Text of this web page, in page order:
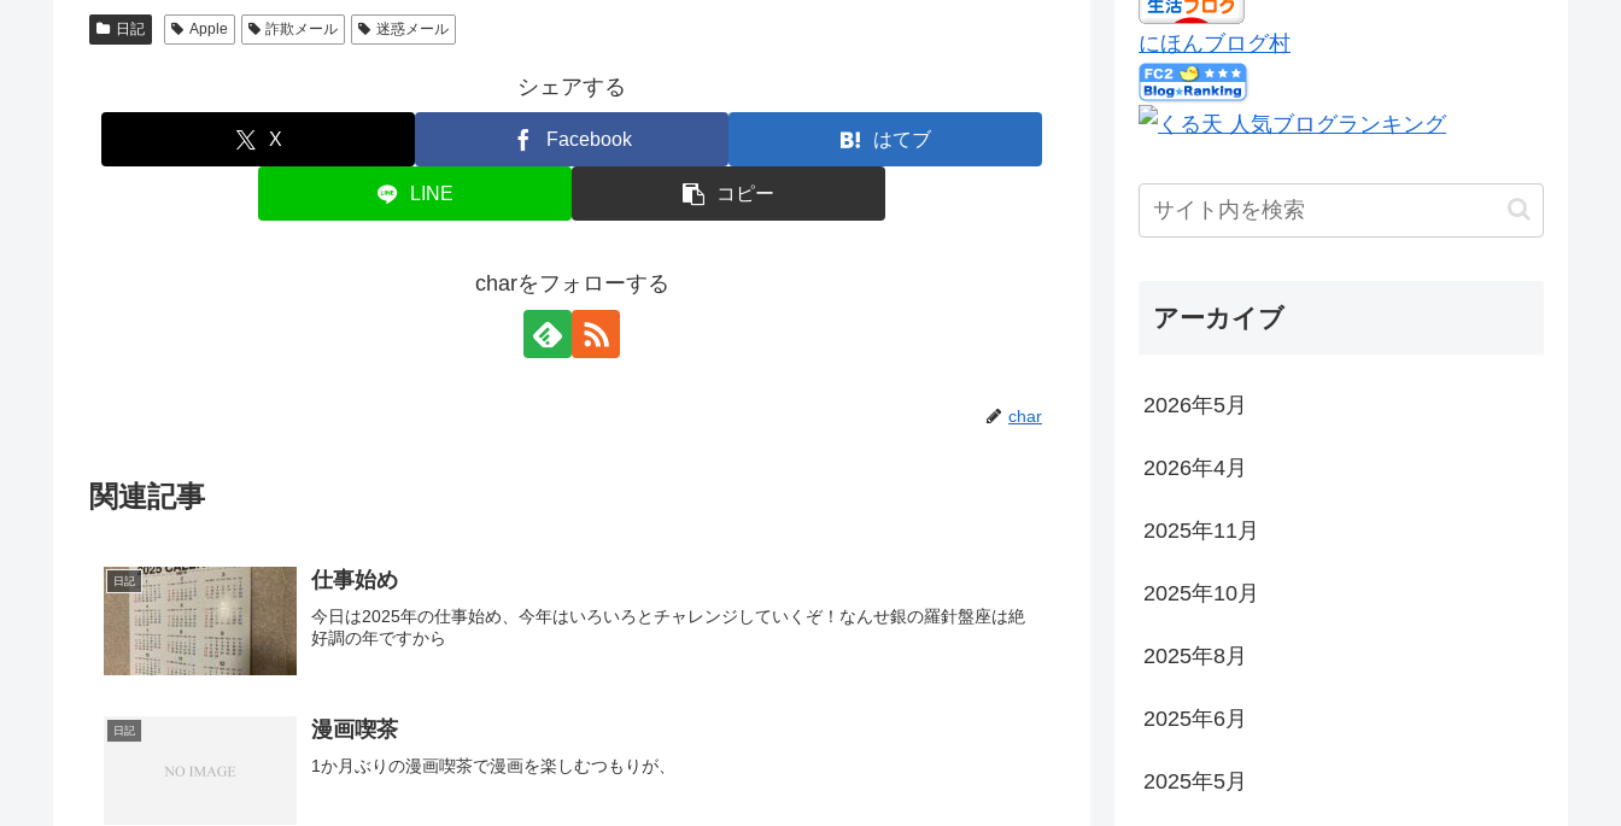
日記 Apple 詐欺メール 迷惑メール
シェアする
X Facebook はてブ
LINE コピー
charをフォローする
char
関連記事
日記 仕事始め
今日は2025年の仕事始め、今年はいろいろとチャレンジしていくぞ！なんせ銀の羅針盤座は絶
好調の年ですから
日記 漫画喫茶
1か月ぶりの漫画喫茶で漫画を楽しむつもりが、
にほんブログ村
アーカイブ
2026年5月
2026年4月
2025年11月
2025年10月
2025年8月
2025年6月
2025年5月